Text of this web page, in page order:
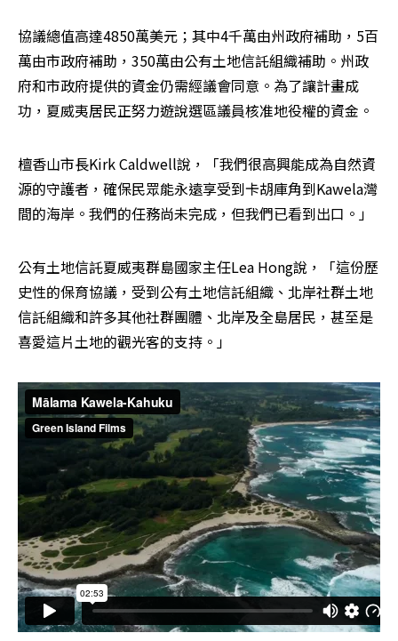
協議總值高達4850萬美元；其中4千萬由州政府補助，5百
萬由市政府補助，350萬由公有土地信託組織補助。州政
府和市政府提供的資金仍需經議會同意。為了讓計畫成
功，夏威夷居民正努力遊說選區議員核准地役權的資金。
檀香山市長Kirk Caldwell說，「我們很高興能成為自然資
源的守護者，確保民眾能永遠享受到卡胡庫角到Kawela灣
間的海岸。我們的任務尚未完成，但我們已看到出口。」
公有土地信託夏威夷群島國家主任Lea Hong說，「這份歷
史性的保育協議，受到公有土地信託組織、北岸社群土地
信託組織和許多其他社群團體、北岸及全島居民，甚至是
喜愛這片土地的觀光客的支持。」